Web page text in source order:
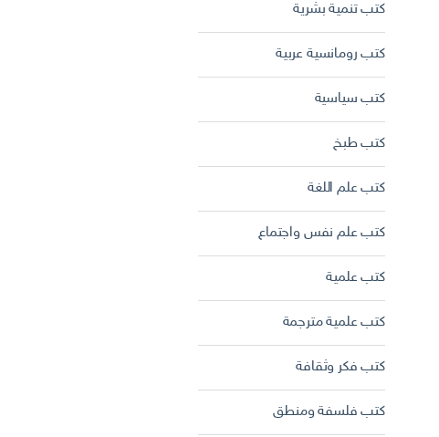
كتب تنمية بشرية
كتب رومانسية عربية
كتب سياسية
كتب طبخ
كتب علم اللغة
كتب علم نفس واجتماع
كتب علمية
كتب علمية مترجمة
كتب فكر وثقافة
كتب فلسفة ومنطق